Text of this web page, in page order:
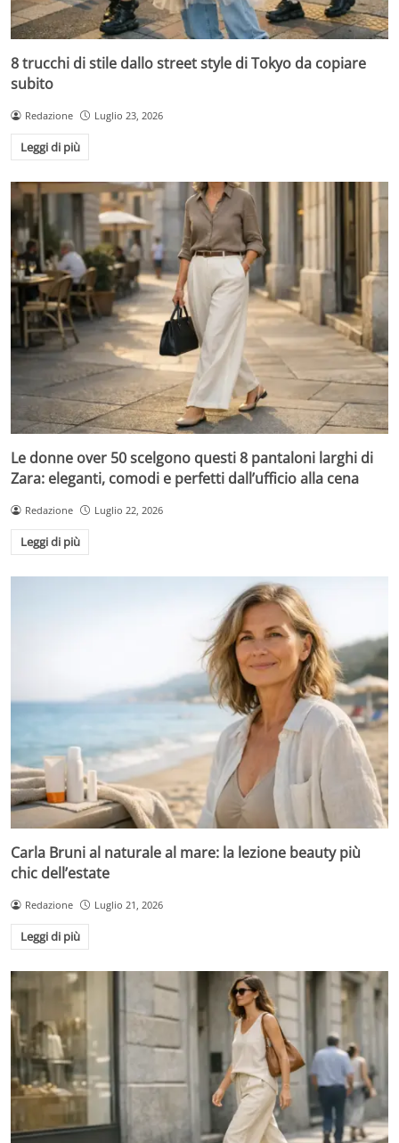
8 trucchi di stile dallo street style di Tokyo da copiare
subito
Redazione Luglio 23, 2026
Leggi di più
Le donne over 50 scelgono questi 8 pantaloni larghi di
Zara: eleganti, comodi e perfetti dall’ufficio alla cena
Redazione Luglio 22, 2026
Leggi di più
Carla Bruni al naturale al mare: la lezione beauty più
chic dell’estate
Redazione Luglio 21, 2026
Leggi di più